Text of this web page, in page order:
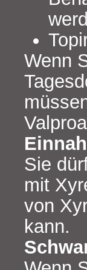
Wenn
Sie
mit
von
kann.